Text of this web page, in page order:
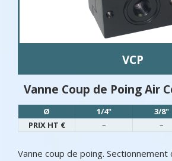
VCP
Vanne Coup de Poing Air
Ø 1/4" 3/8"
PRIX HT €
– –
Vanne coup de poing. Sectionnement